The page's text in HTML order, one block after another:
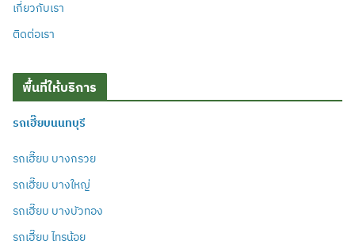
เกี่ยวกับเรา
ติดต่อเรา
พื้นที่ให้บริการ
รถเฮี๊ยบนนทบุรี
รถเฮี๊ยบ บางกรวย
รถเฮี๊ยบ บางใหญ่
รถเฮี๊ยบ บางบัวทอง
รถเฮี๊ยบ ไทรน้อย